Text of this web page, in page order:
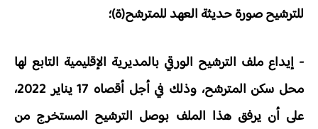
للترشيح صورة حديثة العهد للمترشح(ة)؛
- إيداع ملف الترشيح الورقي بالمديرية الإقليمية التابع لها
محل سكن المترشح، وذلك في أجل أقصاه 17 يناير 2022،
على أن يرفق هذا الملف بوصل الترشيح المستخرج من